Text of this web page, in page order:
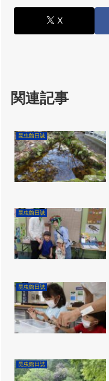
X
関連記事
昆虫館日誌
昆虫館日誌
昆虫館日誌
昆虫館日誌